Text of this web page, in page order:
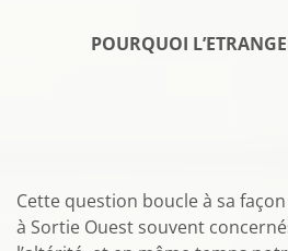
POURQUOI
Cette question boucle à sa
à Sortie Ouest souvent